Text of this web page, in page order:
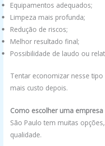
Equipamentos adequados;
Limpeza mais profunda;
Redução de riscos;
Melhor resultado final;
Possibilidade de laudo ou
Tentar economizar nesse
mais custo depois.
Como escolher uma
São Paulo tem muitas
qualidade.